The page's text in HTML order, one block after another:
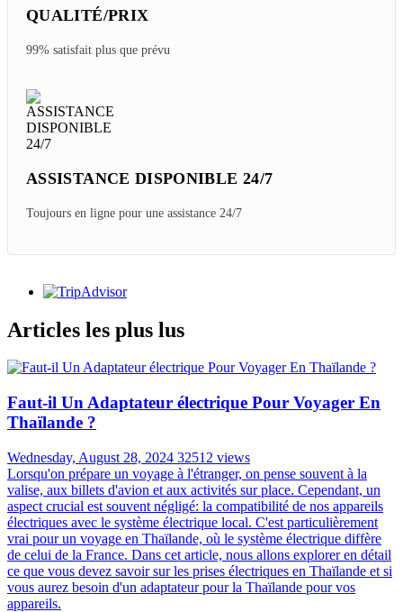
QUALITÉ/PRIX
99% satisfait plus que prévu
ASSISTANCE DISPONIBLE 24/7
Toujours en ligne pour une assistance 24/7
Articles les plus lus
Faut-il Un Adaptateur électrique Pour Voyager En
Thaïlande ?
Wednesday, August 28, 2024 32512 views
Lorsqu'on prépare un voyage à l'étranger, on pense souvent à la
valise, aux billets d'avion et aux activités sur place. Cependant, un
aspect crucial est souvent négligé: la compatibilité de nos appareils
électriques avec le système électrique local. C'est particulièrement
vrai pour un voyage en Thaïlande, où le système électrique diffère
de celui de la France. Dans cet article, nous allons explorer en détail
ce que vous devez savoir sur les prises électriques en Thaïlande et si
vous aurez besoin d'un adaptateur pour la Thaïlande pour vos
appareils.